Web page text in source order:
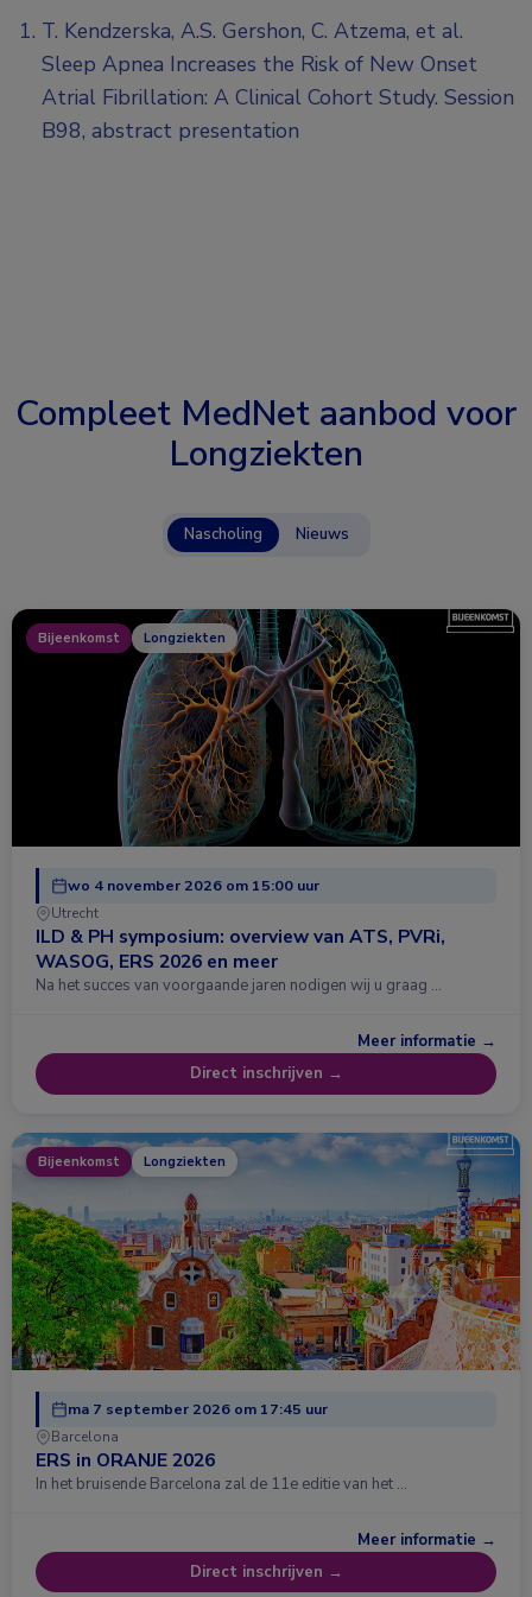
T. Kendzerska, A.S. Gershon, C. Atzema, et al.
Sleep Apnea Increases the Risk of New Onset
Atrial Fibrillation: A Clinical Cohort Study. Session
B98, abstract presentation
Compleet MedNet aanbod voor
Longziekten
Nascholing Nieuws
Bijeenkomst Longziekten
wo 4 november 2026 om 15:00 uur
Utrecht
ILD & PH symposium: overview van ATS, PVRi,
WASOG, ERS 2026 en meer
Na het succes van voorgaande jaren nodigen wij u graag …
Meer informatie →
Direct inschrijven →
Bijeenkomst Longziekten
ma 7 september 2026 om 17:45 uur
Barcelona
ERS in ORANJE 2026
In het bruisende Barcelona zal de 11e editie van het …
Meer informatie →
Direct inschrijven →